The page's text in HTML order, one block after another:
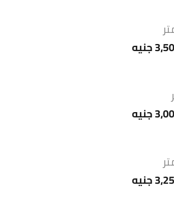
جنيه
جنيه
جنيه